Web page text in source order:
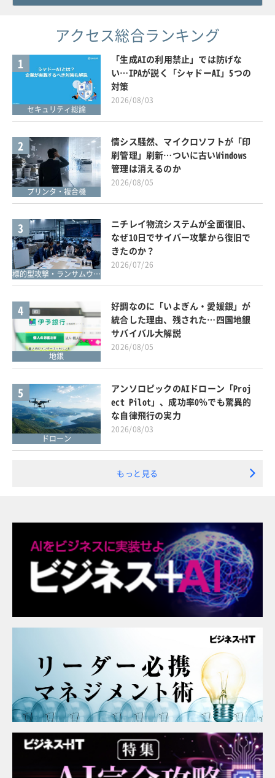
アクセス総合ランキング
1
セキュリティ総論
「生成AIの利用禁止」では防げな
い…IPAが説く「シャドーAI」5つの
対策
2026/08/03
2
プリンタ・複合機
情シス騒然、マイクロソフトが「印
刷管理」刷新…ついに古いWindows
管理は消えるのか
2026/08/05
3
標的型攻撃・ランサムウェア対策
ニチレイ物流システムが全面復旧、
なぜ10日でサイバー攻撃から復旧で
きたのか？
2026/07/26
4
地銀
好調なのに「いよぎん・愛媛銀」が
統合した理由、残された…四国地銀
サバイバル大解説
2026/08/05
5
ドローン
アンソロピックのAIドローン「Proj
ect Pilot」、成功率0％でも驚異的
な自律飛行の実力
2026/08/03
もっと見る